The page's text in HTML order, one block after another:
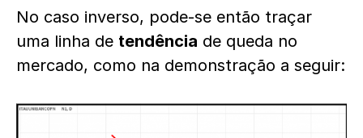
No caso inverso, pode-se então traçar
uma linha de tendência de queda no
mercado, como na demonstração a seguir: